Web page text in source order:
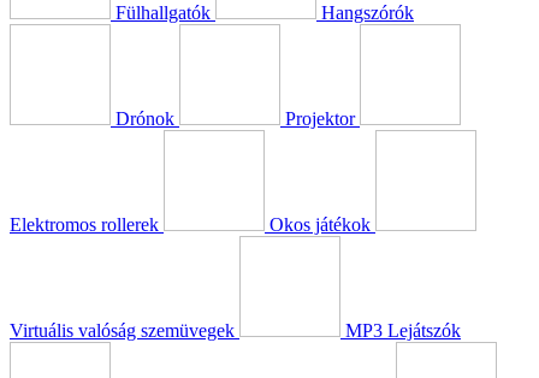
Fülhallgatók Hangszórók
Drónok Projektor
Elektromos rollerek Okos játékok
Virtuális valóság szemüvegek MP3 Lejátszók